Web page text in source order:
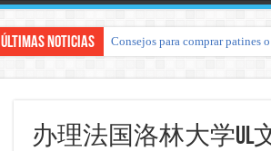
Últimas noticias Consejos para comprar patines
办理法国洛林大学UL